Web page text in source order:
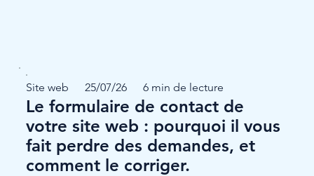
Site web 25/07/26 6 min de lecture
Le formulaire de contact de
votre site web : pourquoi il vous
fait perdre des demandes, et
comment le corriger.